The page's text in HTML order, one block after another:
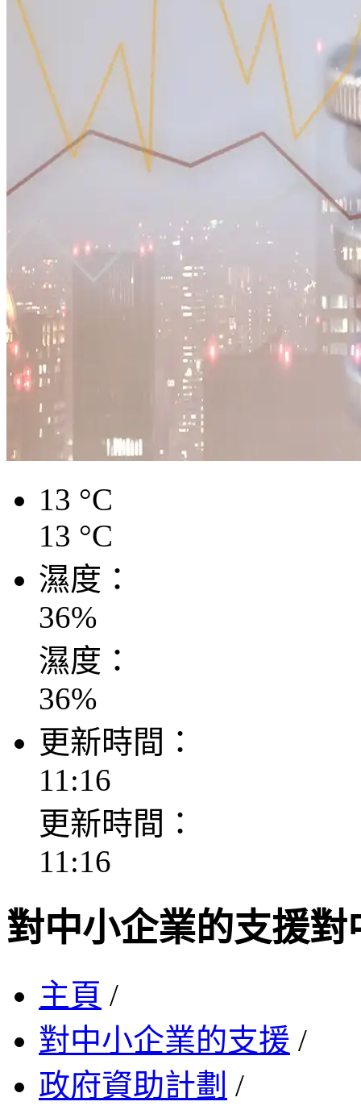
13 °C
13 °C
濕度：
36%
濕度：
36%
更新時間：
11:16
更新時間：
11:16
對中小企業的支援對
主頁 /
對中小企業的支援 /
政府資助計劃 /